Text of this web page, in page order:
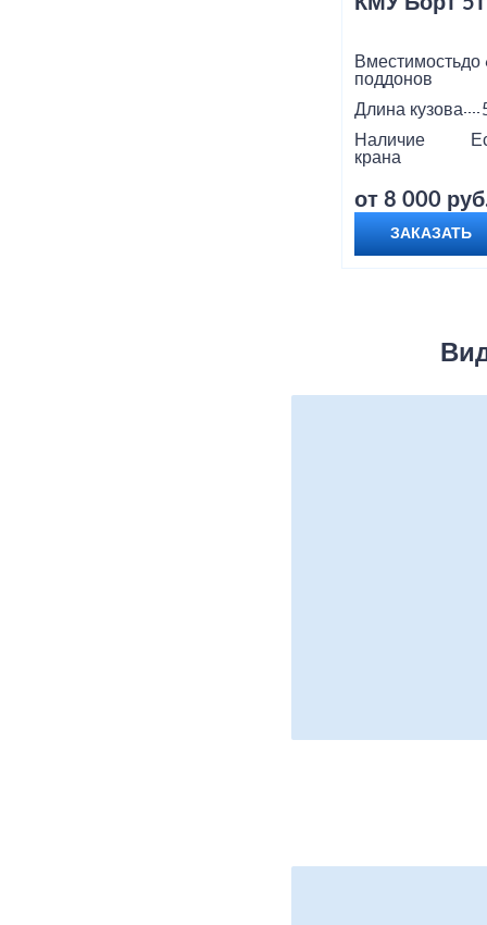
Вместимость
поддонов
до
Длина кузова
Наличие
крана
от 8 000
ЗАКАЗАТЬ